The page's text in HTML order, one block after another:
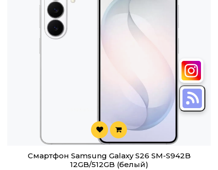
Смартфон Samsung Galaxy S26 SM-S942B
12GB/512GB (белый)